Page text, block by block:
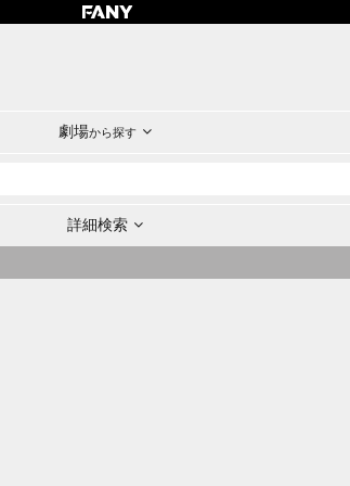
劇場から探す
詳細検索